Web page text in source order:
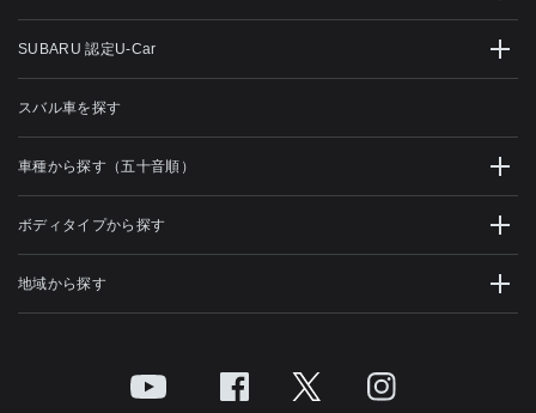
SUBARU 認定U-Car
スバル車を探す
車種から探す（五十音順）
ボディタイプから探す
地域から探す